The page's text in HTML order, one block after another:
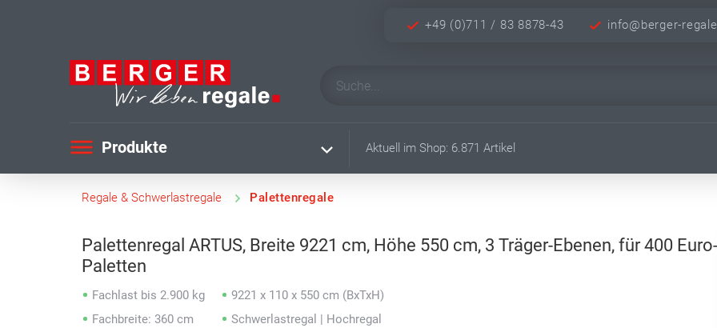
+49 (0)711 / 83 8878-43 info@berger-
Produkte Aktuell im Shop: 6.871 Artikel
Regale & Schwerlastregale Palettenregale
Palettenregal ARTUS, Breite 9221 cm, Höhe 550 cm, 3 Träger-Ebenen, für 400 Euro-
Paletten
Fachlast bis 2.900 kg
Fachbreite: 360 cm
9221 x 110 x 550 cm (BxTxH)
Schwerlastregal | Hochregal